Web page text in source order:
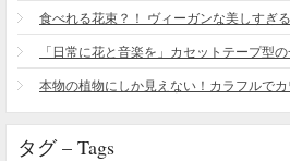
食べれる花束？！ ヴィーガンな美しすぎ
タグ – Tags